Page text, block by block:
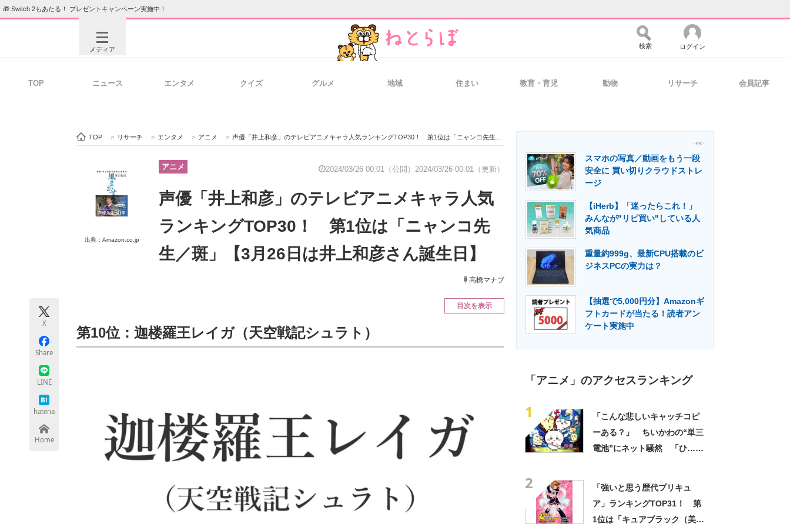
🎁 Switch 2もあたる！ プレゼントキャンペーン実施中！
メディア
ビジネスと働き方のヒント 経営リーダーのコミュニティ マーケ×ITの今がよく分かる
ITエンジニア向け専門サイト 製造業のIT導入・活用を支援
エネルギーの専門メディア 建設×テクノロジーの最前線
ちょっと気になるネットの話題
検索 ログイン
TOP ニュース エンタメ クイズ グルメ 地域 住まい 教育・育児 動物 リサーチ 会員記事
TOP > リサーチ > エンタメ > アニメ > 声優「井上和彦」のテレビアニメキャラ人気ランキングTOP30！ 第1位は「ニャンコ先生／斑」【3月26日は井上和彦さん誕生日】
出典：Amazon.co.jp
アニメ 2024/03/26 00:01（公開） 2024/03/26 00:01（更新）
声優「井上和彦」のテレビアニメキャラ人気
ランキングTOP30！ 第1位は「ニャンコ先
生／斑」【3月26日は井上和彦さん誕生日】
高橋マナブ
X
Share
LINE
hatena
Home
目次を表示
第10位：迦楼羅王レイガ（天空戦記シュラト）
- PR -
スマホの写真／動画をもう一段
安全に 買い切りクラウドストレ
ージ
【iHerb】「迷ったらこれ！」
みんなが"リピ買い"している人
気商品
重量約999g、最新CPU搭載のビ
ジネスPCの実力は？
【抽選で5,000円分】Amazonギ
フトカードが当たる！読者アン
ケート実施中
「アニメ」のアクセスランキング
1
「こんな悲しいキャッチコピ
ーある？」 ちいかわの“単三
電池”にネット騒然 「ひ…人
2
「強いと思う歴代プリキュ
ア」ランキングTOP31！ 第
1位は「キュアブラック（美墨